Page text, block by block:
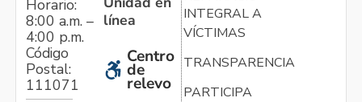
Horario:
8:00 a.m. –
4:00 p.m.
Código
Postal:
111071
línea
Centro
de
relevo
INTEGRAL A
VÍCTIMAS
TRANSPARENCIA
PARTICIPA